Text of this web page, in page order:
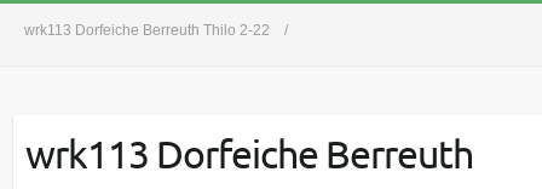
wrk113 Dorfeiche Berreuth Thilo 2-22
wrk113 Dorfeiche Berreuth